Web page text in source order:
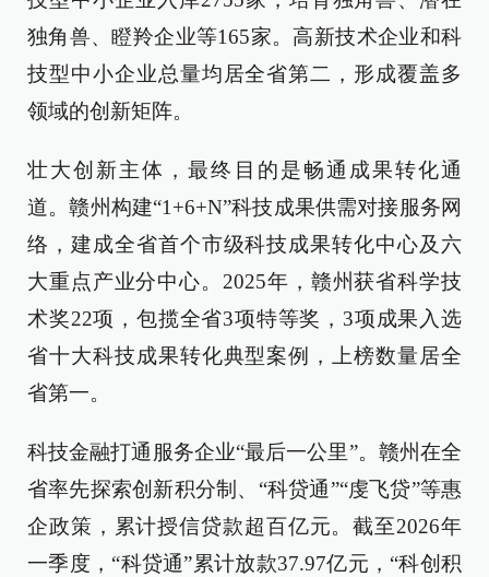
独角兽、瞪羚企业等165家。高新技术企业和科
技型中小企业总量均居全省第二，形成覆盖多
领域的创新矩阵。
壮大创新主体，最终目的是畅通成果转化通
道。赣州构建“1+6+N”科技成果供需对接服务网
络，建成全省首个市级科技成果转化中心及六
大重点产业分中心。2025年，赣州获省科学技
术奖22项，包揽全省3项特等奖，3项成果入选
省十大科技成果转化典型案例，上榜数量居全
省第一。
科技金融打通服务企业“最后一公里”。赣州在全
省率先探索创新积分制、“科贷通”“虔飞贷”等惠
企政策，累计授信贷款超百亿元。截至2026年
一季度，“科贷通”累计放款37.97亿元，“科创积